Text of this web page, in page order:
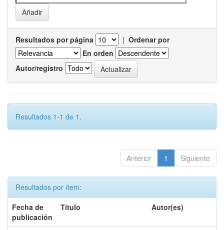
Resultados por página | Ordenar por
En orden
Autor/registro
Resultados 1-1 de 1.
Anterior 1 Siguiente
Resultados por ítem:
Fecha de
publicación
Título Autor(es)